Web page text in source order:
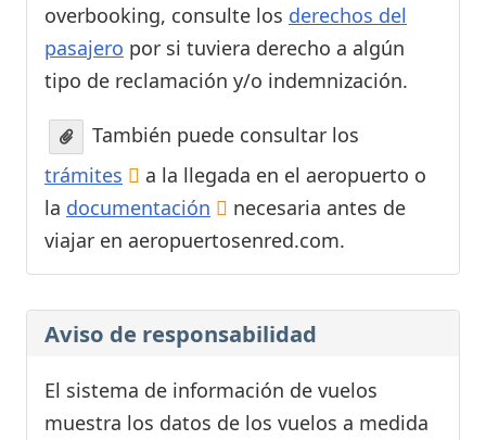
overbooking, consulte los derechos del
pasajero por si tuviera derecho a algún
tipo de reclamación y/o indemnización.
También puede consultar los
trámites
a la llegada en el aeropuerto o
la documentación
necesaria antes de
viajar en aeropuertosenred.com.
Aviso de responsabilidad
El sistema de información de vuelos
muestra los datos de los vuelos a medida